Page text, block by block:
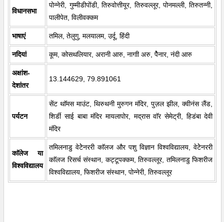
विधानसभा
पोन्नेरी, गुम्मीडीपोंडी, तिरुवोत्तीयूर, तिरुवल्लूर, पोनमल्ली, तिरुतन्नी,
पालीपेत, विलीवक्कम
भाषाएं तमिल, तेलुगु, मलयालम, उर्दू, हिंदी
नदियां कूम, कोसथलियार, अरानी आरु, नागाी अरु, पैेनार, नंदी आरु
अक्षांश-
देशांतर
13.144629, 79.891061
पर्यटन
सेंट थाॅमस माउंट, थिरुथनी मुरुगन मंदिर, पुज़ल झील, क्वीनंस लैंड,
शिर्डी साई बाबा मंदिर मायलापोर, मद्रास वाॅर सेमेट्री, हिडंबा देवी
मंदिर
काॅलेज या
विश्वविद्यालय
तमिलनाडु वेटेेनररी काॅलज और पशु विज्ञान विश्वविद्यालय, वेटेेनररी
काॅलज रिसर्च संस्थान, कट्टूपक्कम, तिरुवल्लूर, तमिलनाडु फिशरीज
विश्वविद्यालय, फिशरीज संस्थान, पोन्नेरी, तिरुवल्लूर